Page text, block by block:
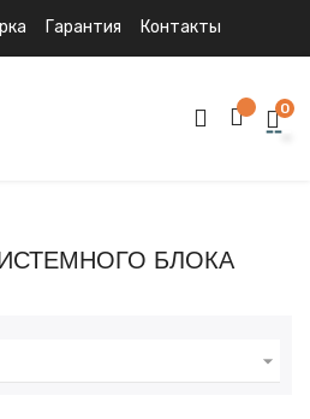
Гарантия Контакты
0
БЛОКА
